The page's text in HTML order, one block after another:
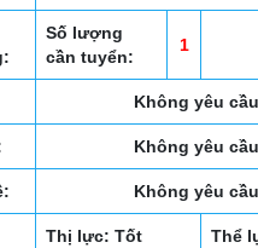
Số lượng
cần tuyển:
1
Không yêu cầu
Không yêu cầu
Không yêu cầu
Thị lực: Tốt Thể